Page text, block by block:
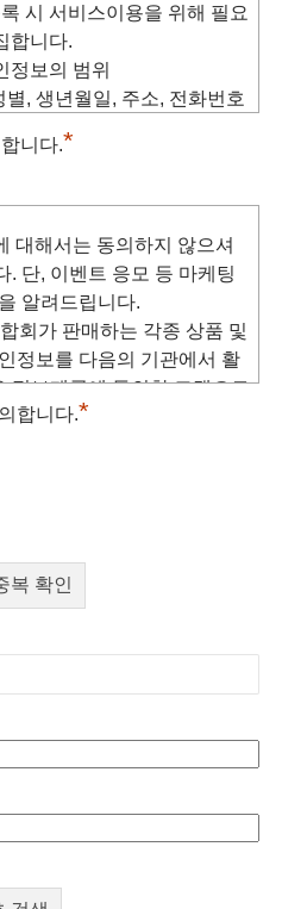
약관 내용에 동의하는 것을
를 제공할 것이며, 귀하가
경우, 당 사이트의 서비스
사용 행위에는 본 약관이
다.
이트 게시판에 공지함으로
하는 경우, 이용자는 본인의
)할 수 있으며, 계속 사용의
의로 간주됩니다. 변경된 약
이 발생됩니다.
며, 공지한 날로부터 효력을 갖
계법령에 규정되어 있는 경우
라 당 사이트가 제공하는 서
공하는 신청서양식에 해당
인 정보를 제공하여 회원 등
시 서비스이용을 위해 필요
합니다.
정보 의 범위
, 생년월일, 주소, 전화번호
과 홈페이지를 방문할 때 경
OS
정보 는 홈페이지의 서비스
의 웹브라우저와 웹사이트
위해 이용되어질 것입니다.
러한정보를 제출하게 될 경우
비스 제공을 위해 회원가입
위함입니다.
개인정보
유되며 보다 향상된 서비스
정보는 그 목적이 다하면 지
다. 단, 관련법령의 규정에 의
계의 확인 등을 이유로 일정
을 경우에는 일정기간 보유
니다.*
대해서는 동의하지 않으셔
. 단, 이벤트 응모 등 마케팅
알려드립니다.
회가 판매하는 각종 상품 및
정보를 다음의 기관에서 활
정보제공에 동의한 고객으로
는 개인정보의 항
서비
합니다.*